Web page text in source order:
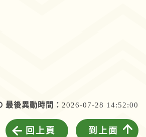
最後異動時間： 2026-07-28 14:52:00
回上頁 到上面